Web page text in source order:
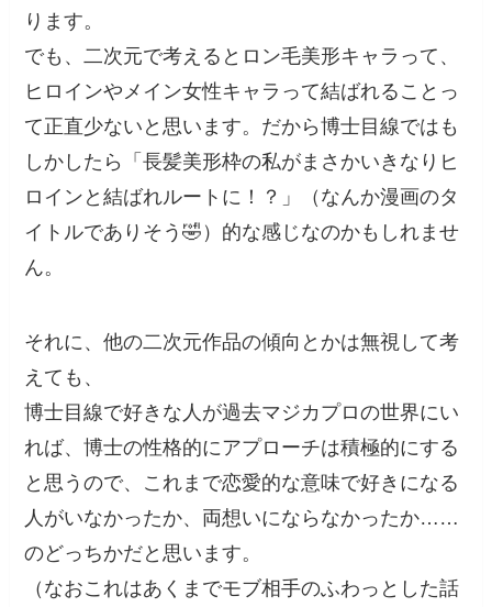
ります。
でも、二次元で考えるとロン毛美形キャラって、
ヒロインやメイン女性キャラって結ばれることっ
て正直少ないと思います。だから博士目線ではも
しかしたら「長髪美形枠の私がまさかいきなりヒ
ロインと結ばれルートに！？」（なんか漫画のタ
イトルでありそう🤣）的な感じなのかもしれませ
ん。
それに、他の二次元作品の傾向とかは無視して考
えても、
博士目線で好きな人が過去マジカプロの世界にい
れば、博士の性格的にアプローチは積極的にする
と思うので、これまで恋愛的な意味で好きになる
人がいなかったか、両想いにならなかったか……
のどっちかだと思います。
（なおこれはあくまでモブ相手のふわっとした話